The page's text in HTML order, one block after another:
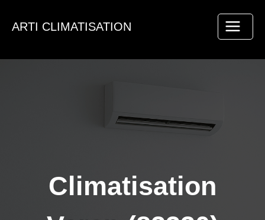
ARTI CLIMATISATION
Climatisation